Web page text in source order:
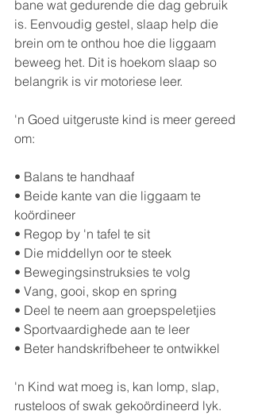
bane wat gedurende die dag gebruik
is. Eenvoudig gestel, slaap help die
brein om te onthou hoe die liggaam
beweeg het. Dit is hoekom slaap so
belangrik is vir motoriese leer.
'n Goed uitgeruste kind is meer gereed
om:
• Balans te handhaaf
• Beide kante van die liggaam te
koördineer
• Regop by 'n tafel te sit
• Die middellyn oor te steek
• Bewegingsinstruksies te volg
• Vang, gooi, skop en spring
• Deel te neem aan groepspeletjies
• Sportvaardighede aan te leer
• Beter handskrifbeheer te ontwikkel
'n Kind wat moeg is, kan lomp, slap,
rusteloos of swak gekoördineerd lyk.